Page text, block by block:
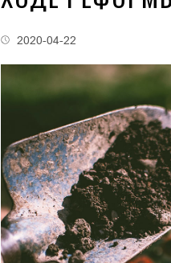
2020-04-22